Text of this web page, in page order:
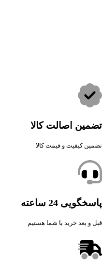
تضمین اصالت کالا
تضمین کیفیت و قیمت کالا
پاسخگویی 24 ساعته
قبل و بعد خرید با شما هستیم